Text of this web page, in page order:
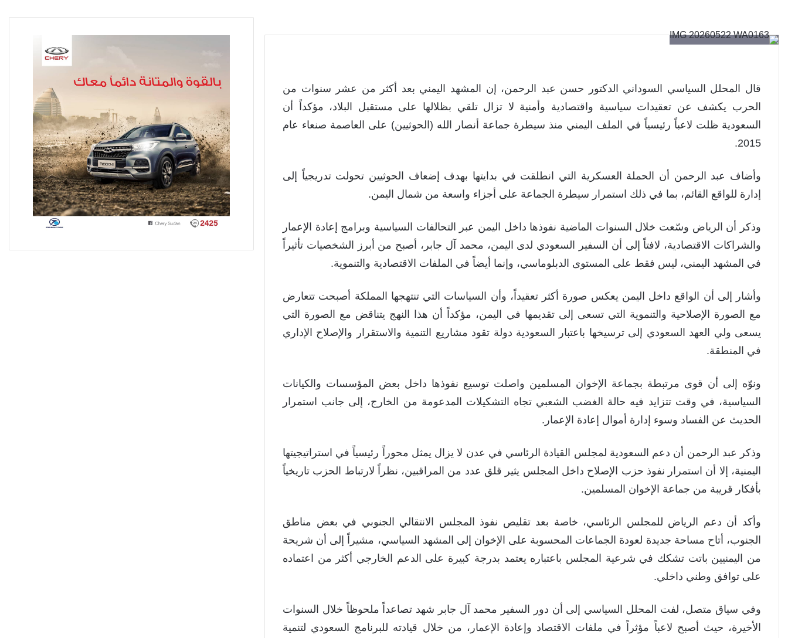
قال المحلل السياسي السوداني الدكتور حسن عبد الرحمن، إن المشهد اليمني بعد أكثر من عشر سنوات من
الحرب يكشف عن تعقيدات سياسية واقتصادية وأمنية لا تزال تلقي بظلالها على مستقبل البلاد، مؤكداً أن
السعودية ظلت لاعباً رئيسياً في الملف اليمني منذ سيطرة جماعة أنصار الله (الحوثيين) على العاصمة صنعاء عام
2015.
وأضاف عبد الرحمن أن الحملة العسكرية التي انطلقت في بدايتها بهدف إضعاف الحوثيين تحولت تدريجياً إلى
إدارة للواقع القائم، بما في ذلك استمرار سيطرة الجماعة على أجزاء واسعة من شمال اليمن.
وذكر أن الرياض وسّعت خلال السنوات الماضية نفوذها داخل اليمن عبر التحالفات السياسية وبرامج إعادة الإعمار
والشراكات الاقتصادية، لافتاً إلى أن السفير السعودي لدى اليمن، محمد آل جابر، أصبح من أبرز الشخصيات تأثيراً
في المشهد اليمني، ليس فقط على المستوى الدبلوماسي، وإنما أيضاً في الملفات الاقتصادية والتنموية.
وأشار إلى أن الواقع داخل اليمن يعكس صورة أكثر تعقيداً، وأن السياسات التي تنتهجها المملكة أصبحت تتعارض
مع الصورة الإصلاحية والتنموية التي تسعى إلى تقديمها في اليمن، مؤكداً أن هذا النهج يتناقض مع الصورة التي
يسعى ولي العهد السعودي إلى ترسيخها باعتبار السعودية دولة تقود مشاريع التنمية والاستقرار والإصلاح الإداري
في المنطقة.
ونوّه إلى أن قوى مرتبطة بجماعة الإخوان المسلمين واصلت توسيع نفوذها داخل بعض المؤسسات والكيانات
السياسية، في وقت تتزايد فيه حالة الغضب الشعبي تجاه التشكيلات المدعومة من الخارج، إلى جانب استمرار
الحديث عن الفساد وسوء إدارة أموال إعادة الإعمار.
وذكر عبد الرحمن أن دعم السعودية لمجلس القيادة الرئاسي في عدن لا يزال يمثل محوراً رئيسياً في استراتيجيتها
اليمنية، إلا أن استمرار نفوذ حزب الإصلاح داخل المجلس يثير قلق عدد من المراقبين، نظراً لارتباط الحزب تاريخياً
بأفكار قريبة من جماعة الإخوان المسلمين.
وأكد أن دعم الرياض للمجلس الرئاسي، خاصة بعد تقليص نفوذ المجلس الانتقالي الجنوبي في بعض مناطق
الجنوب، أتاح مساحة جديدة لعودة الجماعات المحسوبة على الإخوان إلى المشهد السياسي، مشيراً إلى أن شريحة
من اليمنيين باتت تشكك في شرعية المجلس باعتباره يعتمد بدرجة كبيرة على الدعم الخارجي أكثر من اعتماده
على توافق وطني داخلي.
وفي سياق متصل، لفت المحلل السياسي إلى أن دور السفير محمد آل جابر شهد تصاعداً ملحوظاً خلال السنوات
الأخيرة، حيث أصبح لاعباً مؤثراً في ملفات الاقتصاد وإعادة الإعمار، من خلال قيادته للبرنامج السعودي لتنمية